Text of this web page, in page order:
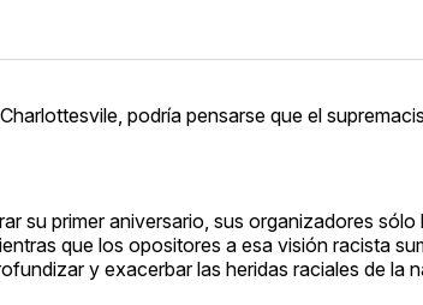
podría pensarse que el
su primer aniversario, sus organizadores sólo
que los opositores a esa visión racista
y exacerbar las heridas raciales de la